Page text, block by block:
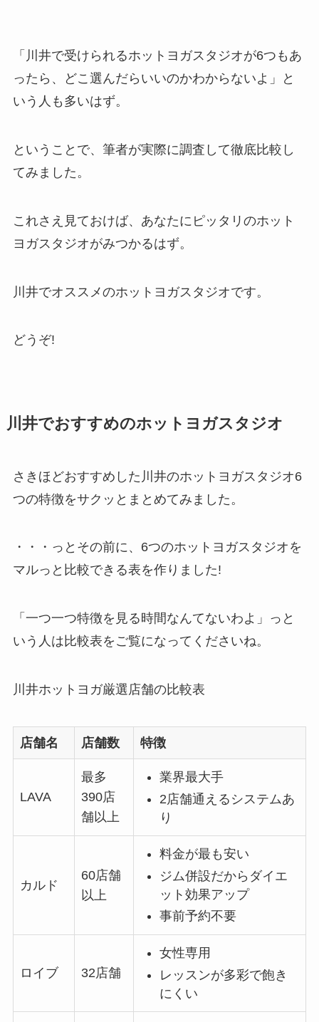
「川井で受けられるホットヨガスタジオが6つもあ
ったら、どこ選んだらいいのかわからないよ」と
いう人も多いはず。
ということで、筆者が実際に調査して徹底比較し
てみました。
これさえ見ておけば、あなたにピッタリのホット
ヨガスタジオがみつかるはず。
川井でオススメのホットヨガスタジオです。
どうぞ!
川井でおすすめのホットヨガスタジオ
さきほどおすすめした川井のホットヨガスタジオ6
つの特徴をサクッとまとめてみました。
・・・っとその前に、6つのホットヨガスタジオを
マルっと比較できる表を作りました!
「一つ一つ特徴を見る時間なんてないわよ」っと
いう人は比較表をご覧になってくださいね。
川井ホットヨガ厳選店舗の比較表
店舗名 店舗数 特徴
LAVA
最多
390店
舗以上
業界最大手
2店舗通えるシステムあ
り
カルド
60店舗
以上
料金が最も安い
ジム併設だからダイエ
ット効果アップ
事前予約不要
ロイブ 32店舗
女性専用
レッスンが多彩で飽き
にくい